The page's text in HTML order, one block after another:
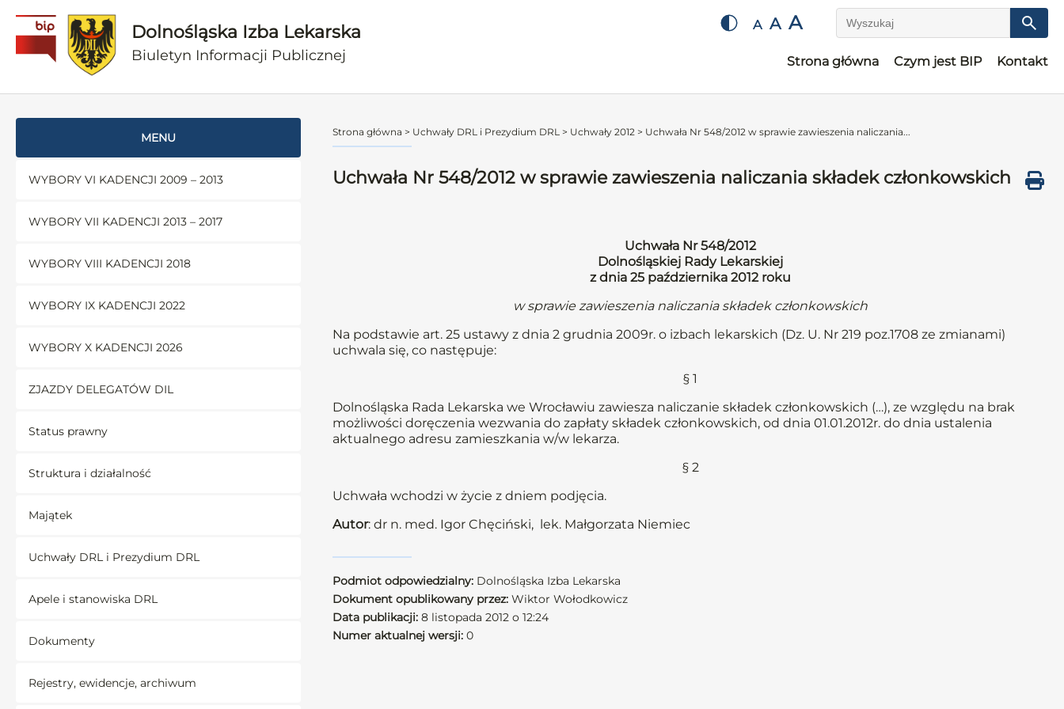
Dolnośląska Izba Lekarska
Biuletyn Informacji Publicznej
A A A Wyszukaj
Strona główna Czym jest BIP Kontakt
MENU
WYBORY VI KADENCJI 2009 – 2013
WYBORY VII KADENCJI 2013 – 2017
WYBORY VIII KADENCJI 2018
WYBORY IX KADENCJI 2022
WYBORY X KADENCJI 2026
ZJAZDY DELEGATÓW DIL
Status prawny
Struktura i działalność
Majątek
Uchwały DRL i Prezydium DRL
Apele i stanowiska DRL
Dokumenty
Rejestry, ewidencje, archiwum
Strona główna > Uchwały DRL i Prezydium DRL > Uchwały 2012 > Uchwała Nr 548/2012 w sprawie zawieszenia naliczania...
Uchwała Nr 548/2012 w sprawie zawieszenia naliczania składek członkowskich
Uchwała Nr 548/2012
Dolnośląskiej Rady Lekarskiej
z dnia 25 października 2012 roku
w sprawie zawieszenia naliczania składek członkowskich
Na podstawie art. 25 ustawy z dnia 2 grudnia 2009r. o izbach lekarskich (Dz. U. Nr 219 poz.1708 ze zmianami)
uchwala się, co następuje:
§ 1
Dolnośląska Rada Lekarska we Wrocławiu zawiesza naliczanie składek członkowskich (…), ze względu na brak
możliwości doręczenia wezwania do zapłaty składek członkowskich, od dnia 01.01.2012r. do dnia ustalenia
aktualnego adresu zamieszkania w/w lekarza.
§ 2
Uchwała wchodzi w życie z dniem podjęcia.
Autor: dr n. med. Igor Chęciński, lek. Małgorzata Niemiec
Podmiot odpowiedzialny: Dolnośląska Izba Lekarska
Dokument opublikowany przez: Wiktor Wołodkowicz
Data publikacji: 8 listopada 2012 o 12:24
Numer aktualnej wersji: 0